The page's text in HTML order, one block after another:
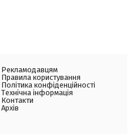
Рекламодавцям
Правила користування
Політика конфіденційності
Технічна інформація
Контакти
Архів